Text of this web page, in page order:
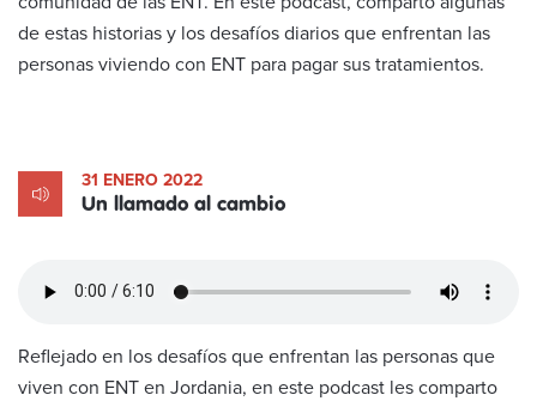
de estas historias y los desafíos diarios que enfrentan las
personas viviendo con ENT para pagar sus tratamientos.
31 ENERO 2022
Un llamado al cambio
Reflejado en los desafíos que enfrentan las personas que
viven con ENT en Jordania, en este podcast les comparto